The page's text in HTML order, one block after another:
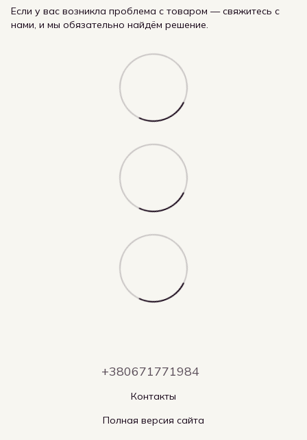
Если у вас возникла проблема с товаром — свяжитесь с
нами, и мы обязательно найдём решение.
+380671771984
Контакты
Полная версия сайта